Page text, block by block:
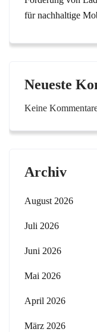
für nachhaltige
Neueste
Keine
Archiv
August 2026
Juli 2026
Juni 2026
Mai 2026
April 2026
März 2026